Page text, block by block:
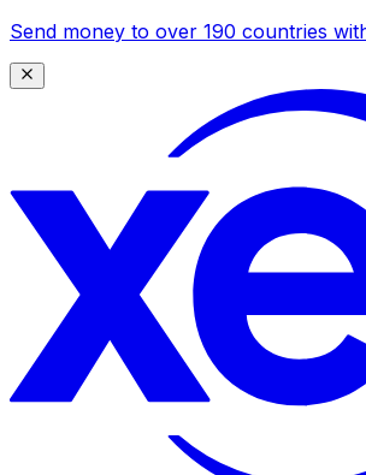
Send money to over 190 countries